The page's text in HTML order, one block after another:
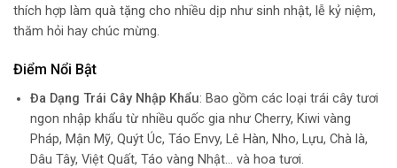
thích hợp làm quà tặng cho nhiều dịp như sinh nhật, lễ kỷ niệm,
thăm hỏi hay chúc mừng.
Điểm Nổi Bật
Đa Dạng Trái Cây Nhập Khẩu: Bao gồm các loại trái cây tươi
ngon nhập khẩu từ nhiều quốc gia như Cherry, Kiwi vàng
Pháp, Mận Mỹ, Quýt Úc, Táo Envy, Lê Hàn, Nho, Lựu, Chà là,
Dâu Tây, Việt Quất, Táo vàng Nhật… và hoa tươi.